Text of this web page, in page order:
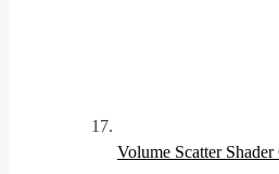
Volume Scatter Shader